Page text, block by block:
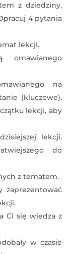
z dziedziny,
4 pytania
lekcji.
omawianego
na
(kluczowe),
lekcji, aby
lekcji.
do
z tematem.
zaprezentować
Ci się wiedza z
w czasie